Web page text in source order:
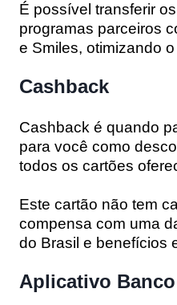
É possível transferir
programas parceiros
e Smiles, otimizando
Cashback
Cashback é quando
para você como
todos os cartões
Este cartão não tem
compensa com uma
do Brasil e benefícios
Aplicativo